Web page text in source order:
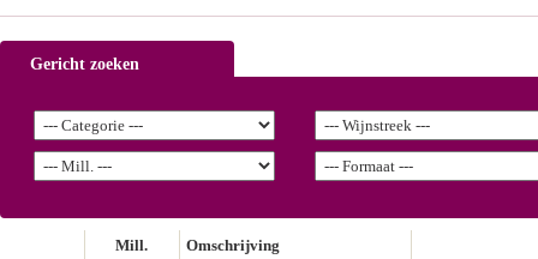
Gericht zoeken
Mill. Omschrijving